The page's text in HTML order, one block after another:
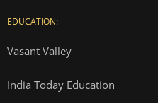
EDUCATION:
Vasant Valley
India Today Education